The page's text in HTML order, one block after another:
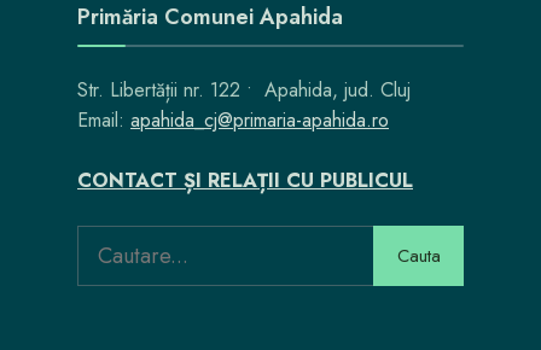
Primăria Comunei Apahida
Str. Libertății nr. 122 • Apahida, jud. Cluj
Email: apahida_cj@primaria-apahida.ro
CONTACT ȘI RELAȚII CU PUBLICUL
for:
Cauta